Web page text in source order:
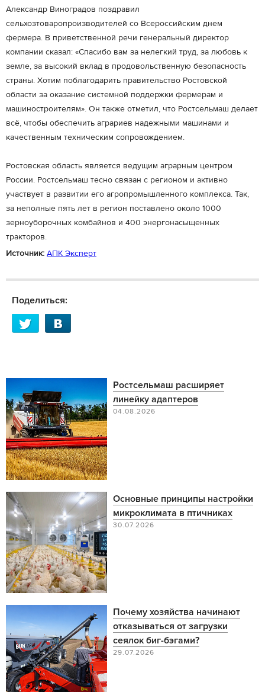
Александр Виноградов поздравил
сельхозтоваропроизводителей со Всероссийским днем
фермера. В приветственной речи генеральный директор
компании сказал: «Спасибо вам за нелегкий труд, за любовь к
земле, за высокий вклад в продовольственную безопасность
страны. Хотим поблагодарить правительство Ростовской
области за оказание системной поддержки фермерам и
машиностроителям». Он также отметил, что Ростсельмаш делает
всё, чтобы обеспечить аграриев надежными машинами и
качественным техническим сопровождением.
Ростовская область является ведущим аграрным центром
России. Ростсельмаш тесно связан с регионом и активно
участвует в развитии его агропромышленного комплекса. Так,
за неполные пять лет в регион поставлено около 1000
зерноуборочных комбайнов и 400 энергонасыщенных
тракторов.
Источник: АПК Эксперт
Поделиться:
Ростсельмаш расширяет
линейку адаптеров
04.08.2026
Основные принципы настройки
микроклимата в птичниках
30.07.2026
Почему хозяйства начинают
отказываться от загрузки
сеялок биг-бэгами?
29.07.2026